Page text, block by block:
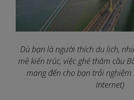
Dù bạn là người thích du lịch,
mê kiến trúc, việc ghé thăm cầu
mang đến cho bạn trải nghiệm
Internet)